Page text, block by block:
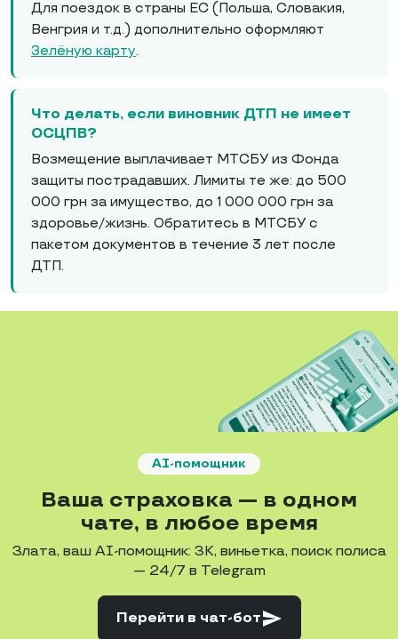
Для поездок в страны ЕС (Польша, Словакия,
Венгрия и т.д.) дополнительно оформляют
Зелёную карту.
Что делать, если виновник ДТП не имеет
ОСЦПВ?
Возмещение выплачивает МТСБУ из Фонда
защиты пострадавших. Лимиты те же: до 500
000 грн за имущество, до 1 000 000 грн за
здоровье/жизнь. Обратитесь в МТСБУ с
пакетом документов в течение 3 лет после
ДТП.
AI-помощник
Ваша страховка — в одном
чате, в любое время
Злата, ваш AI-помощник: ЗК, виньетка, поиск полиса
— 24/7 в Telegram
Перейти в чат-ботsend